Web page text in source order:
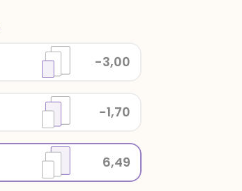
6,49
-1,70
-3,00